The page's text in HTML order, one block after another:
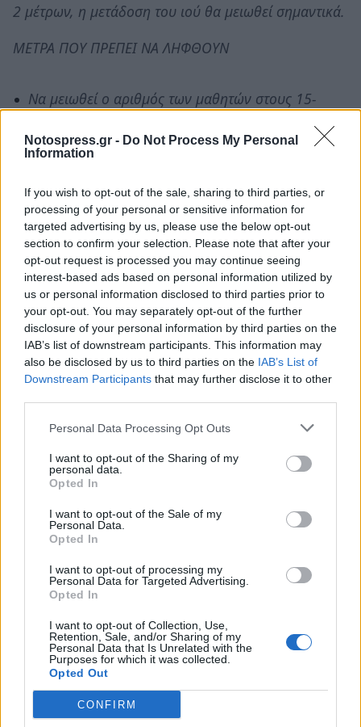
Notospress.gr - Do Not Process My Personal
Information
If you wish to opt-out of the sale, sharing to third parties, or
processing of your personal or sensitive information for
targeted advertising by us, please use the below opt-out
section to confirm your selection. Please note that after your
opt-out request is processed you may continue seeing
interest-based ads based on personal information utilized by
us or personal information disclosed to third parties prior to
your opt-out. You may separately opt-out of the further
disclosure of your personal information by third parties on the
IAB’s list of downstream participants. This information may
also be disclosed by us to third parties on the IAB’s List of
Downstream Participants that may further disclose it to other
Personal Data Processing Opt Outs
I want to opt-out of the Sharing of my
personal data.
Opted In
I want to opt-out of the Sale of my
Personal Data.
Opted In
I want to opt-out of processing my
Personal Data for Targeted Advertising.
Opted In
I want to opt-out of Collection, Use,
Retention, Sale, and/or Sharing of my
Personal Data that Is Unrelated with the
Purposes for which it was collected.
Opted Out
CONFIRM
2 μέτρων, η μετάδοση του ιού θα μειωθεί σημαντικά.
ΜΕΤΡΑ ΠΟΥ ΠΡΕΠΕΙ ΝΑ ΛΗΦΘΟΥΝ
Να μειωθεί ο αριθμός των μαθητών στους 15-
Να γίνονται δωρεάν όλα τα απαραίτητα Rapid
Να χορηγηθούν δωρεάν ασφαλή μέσα
προφύλαξης (χειρουργικές μάσκες, FFP2,
αντισηπτικά ) και να εξοπλιστούν τα σχολεία
με συσκευές καθαρισμού και ανανέωσης του
αέρα
Να τροποποιηθεί η απόφαση που προβλέπει
την νόσηση του 50% + 1 των μαθητών/τριων
για να ανασταλεί η λειτουργία ενός τμήματος
Να ληφθούν μέτρα αποφυγής του
μεταφοράς.
Αναμένω την απάντηση σας
Μαθητής Γυμνασίου Πατρών»
Ακολουθήστε το
μάθετε πρώτοιόλες τις ειδήσεις
ΠΑΤΡΑ ΣΧΟΛΕΙΑ
ΜΑΘΗΤΗΣ
ΝΙΚΗ ΚΕΡΑΜΕΩΣ
SELF TEST